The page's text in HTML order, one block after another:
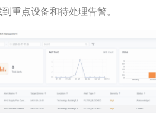
重点设备和待处理告警。